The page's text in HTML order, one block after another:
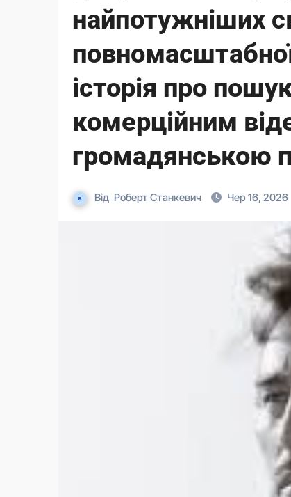
найпотужніших
історія про
комерційним
громадянською
Від Роберт Станкевич Чер 16, 2026